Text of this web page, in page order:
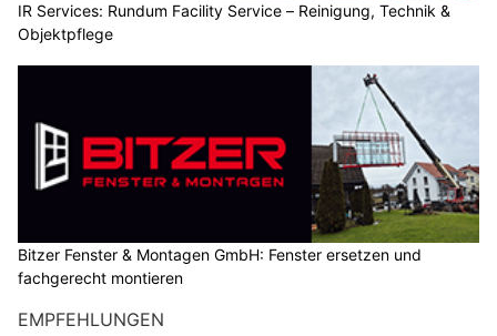
IR Services: Rundum Facility Service – Reinigung, Technik &
Objektpflege
Bitzer Fenster & Montagen GmbH: Fenster ersetzen und
fachgerecht montieren
EMPFEHLUNGEN